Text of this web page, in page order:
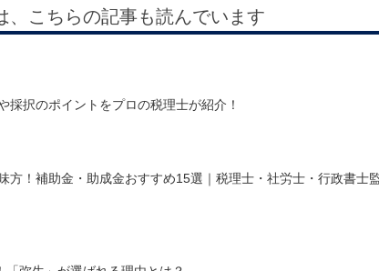
、こちらの記事も読んでいます
採択のポイントをプロの税理士が紹介！
方！補助金・助成金おすすめ15選｜税理士・社労士・行政書士